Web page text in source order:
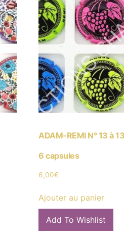
ADAM-REMI N° 13 à
6 capsules
6,00€
Ajouter au panier
Add To Wishlist